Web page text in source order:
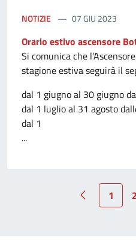
NOTIZIE 07 GIU 2023
Orario estivo ascensore
Si comunica che
stagione estiva seguirà il
dal 1 giugno al 30 giugno
dal 1 luglio al 31 agosto
dal 1
...
1 2